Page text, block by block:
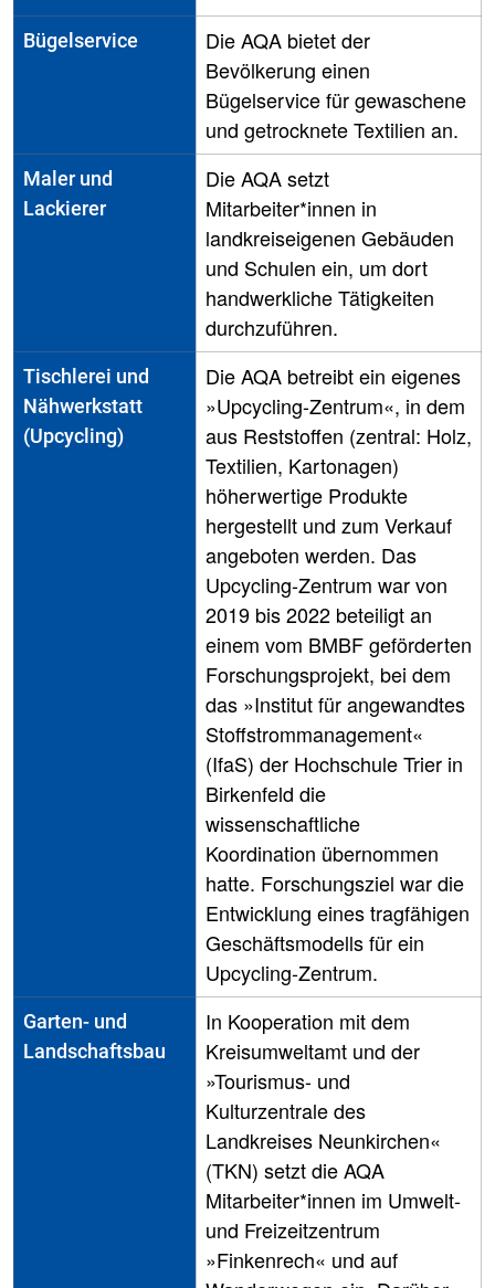
Bügelservice
Die AQA bietet der
Bevölkerung einen
Bügelservice für gewaschene
und getrocknete Textilien an.
Maler und
Lackierer
Die AQA setzt
Mitarbeiter*innen in
landkreiseigenen Gebäuden
und Schulen ein, um dort
handwerkliche Tätigkeiten
durchzuführen.
Tischlerei und
Nähwerkstatt
(Upcycling)
Die AQA betreibt ein eigenes
»Upcycling-Zentrum«, in dem
aus Reststoffen (zentral: Holz,
Textilien, Kartonagen)
höherwertige Produkte
hergestellt und zum Verkauf
angeboten werden. Das
Upcycling-Zentrum war von
2019 bis 2022 beteiligt an
einem vom BMBF geförderten
Forschungsprojekt, bei dem
das »Institut für angewandtes
Stoffstrommanagement«
(IfaS) der Hochschule Trier in
Birkenfeld die
wissenschaftliche
Koordination übernommen
hatte. Forschungsziel war die
Entwicklung eines tragfähigen
Geschäftsmodells für ein
Upcycling-Zentrum.
Garten- und
Landschaftsbau
In Kooperation mit dem
Kreisumweltamt und der
»Tourismus- und
Kulturzentrale des
Landkreises Neunkirchen«
(TKN) setzt die AQA
Mitarbeiter*innen im Umwelt-
und Freizeitzentrum
»Finkenrech« und auf